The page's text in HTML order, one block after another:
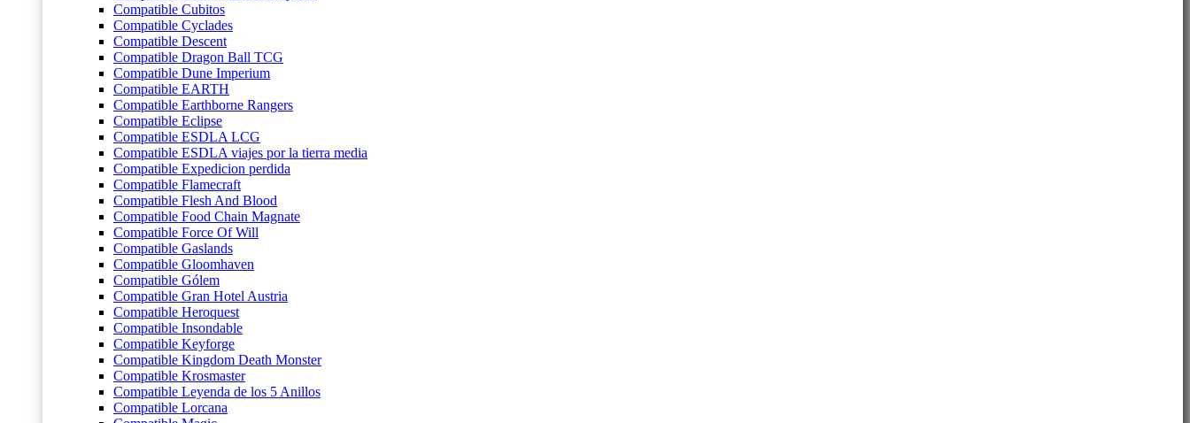
Compatible Cubitos
Compatible Cyclades
Compatible Descent
Compatible Dragon Ball TCG
Compatible Dune Imperium
Compatible EARTH
Compatible Earthborne Rangers
Compatible Eclipse
Compatible ESDLA LCG
Compatible ESDLA viajes por la tierra media
Compatible Expedicion perdida
Compatible Flamecraft
Compatible Flesh And Blood
Compatible Food Chain Magnate
Compatible Force Of Will
Compatible Gaslands
Compatible Gloomhaven
Compatible Gólem
Compatible Gran Hotel Austria
Compatible Heroquest
Compatible Insondable
Compatible Keyforge
Compatible Kingdom Death Monster
Compatible Krosmaster
Compatible Leyenda de los 5 Anillos
Compatible Lorcana